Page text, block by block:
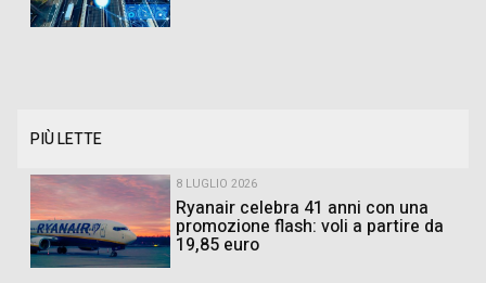
PIÙ LETTE
8 LUGLIO 2026
Ryanair celebra 41 anni con una
promozione flash: voli a partire da
19,85 euro